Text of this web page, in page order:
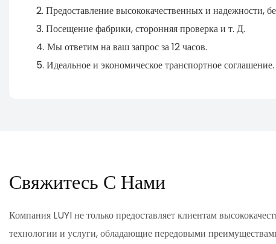
2. Предоставление высококачественных и надежности,
3. Посещение фабрики, сторонняя проверка и т. Д.
4. Мы ответим на ваш запрос за 12 часов.
5. Идеальное и экономическое транспортное соглашение.
Свяжитесь С Нами
Компания LUYI не только предоставляет клиентам
технологии и услуги, обладающие передовыми